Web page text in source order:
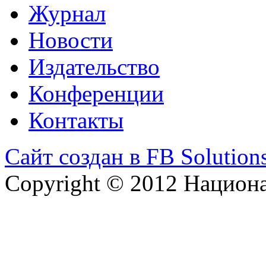
Журнал
Новости
Издательство
Конференции
Контакты
Сайт создан в FB
Copyright © 2012